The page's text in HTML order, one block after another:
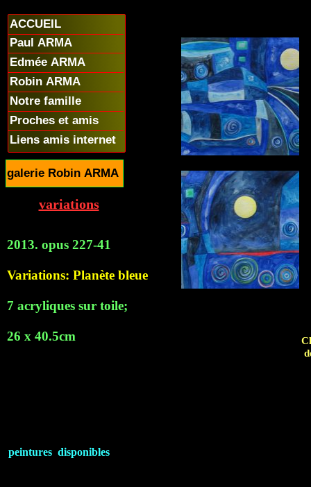
variations
2013. opus 227-41
Variations: Planète bleue
7 acryliques sur toile;
26 x 40.5cm
peintures disponibles
ACCUEIL
Paul ARMA
Edmée ARMA
Robin ARMA
Notre famille
Proches et amis
Liens amis internet
galerie Robin ARMA